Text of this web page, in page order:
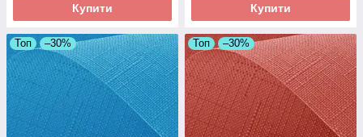
Купити Купити
Топ –30% Топ –30%